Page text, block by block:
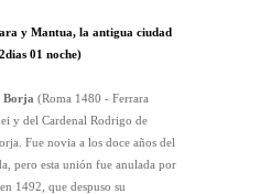
y Mantua, la antigua ciudad
01 noche)
Borja (Roma 1480 - Ferrara
y del Cardenal Rodrigo de
Fue novia a los doce años del
pero esta unión fue anulada por
1492, que despuso su